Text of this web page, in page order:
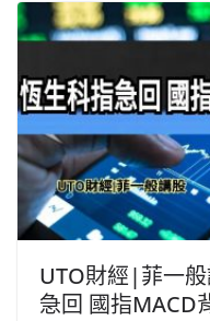
UTO財經|菲一
急回 國指MACD